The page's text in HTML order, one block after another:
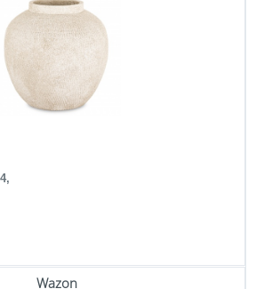
4,
Wazon